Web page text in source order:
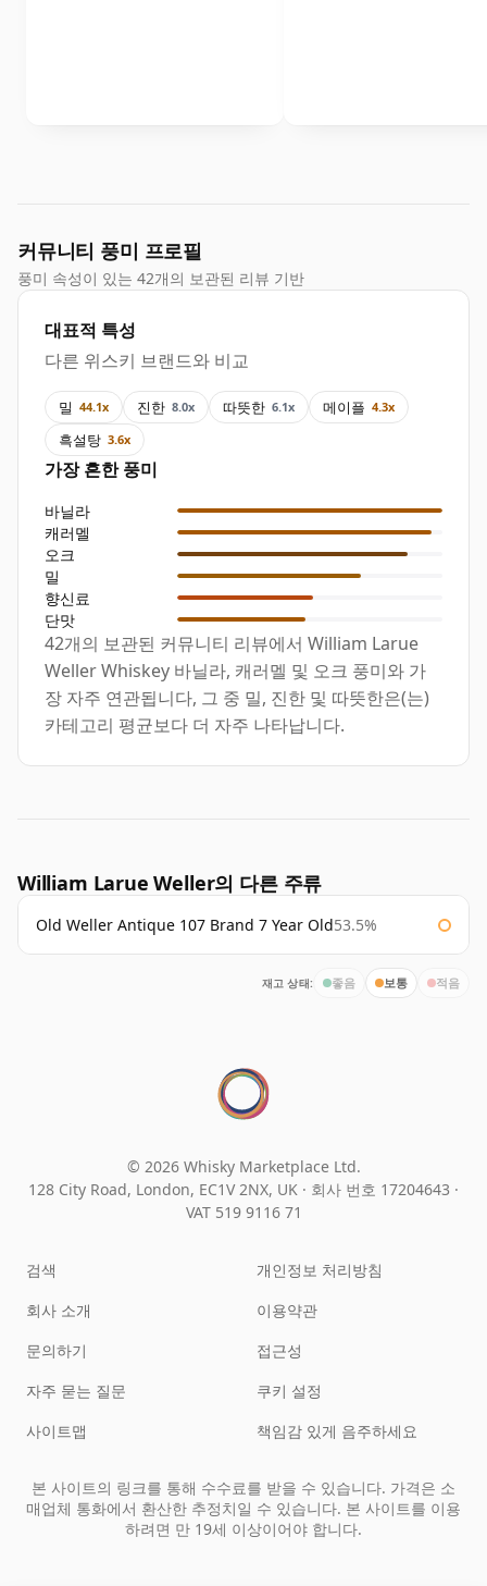
커뮤니티 풍미 프로필
풍미 속성이 있는 42개의 보관된 리뷰 기반
대표적 특성
다른 위스키 브랜드와 비교
밀 44.1x 진한 8.0x 따뜻한 6.1x 메이플 4.3x
흑설탕 3.6x
가장 흔한 풍미
바닐라
캐러멜
오크
밀
향신료
단맛
42개의 보관된 커뮤니티 리뷰에서 William Larue
Weller Whiskey 바닐라, 캐러멜 및 오크 풍미와 가
장 자주 연관됩니다, 그 중 밀, 진한 및 따뜻한은(는)
카테고리 평균보다 더 자주 나타납니다.
William Larue Weller의 다른 주류
Old Weller Antique 107 Brand 7 Year Old53.5%
재고 상태: 좋음 보통 적음
© 2026 Whisky Marketplace Ltd.
128 City Road, London, EC1V 2NX, UK · 회사 번호 17204643 ·
VAT 519 9116 71
검색
회사 소개
문의하기
자주 묻는 질문
사이트맵
개인정보 처리방침
이용약관
접근성
쿠키 설정
책임감 있게 음주하세요
본 사이트의 링크를 통해 수수료를 받을 수 있습니다. 가격은 소
매업체 통화에서 환산한 추정치일 수 있습니다. 본 사이트를 이용
하려면 만 19세 이상이어야 합니다.